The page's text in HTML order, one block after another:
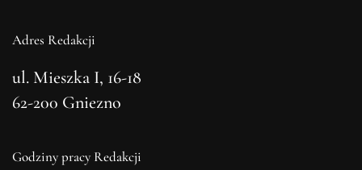
Adres Redakcji
ul. Mieszka I, 16-18
62-200 Gniezno
Godziny pracy Redakcji